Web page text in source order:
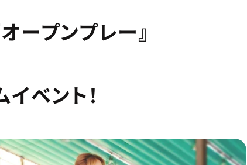
ープンプレー』
ベント！